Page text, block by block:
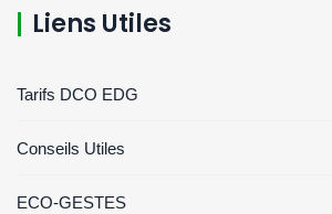
Liens Utiles
Tarifs DCO EDG
Conseils Utiles
ECO-GESTES